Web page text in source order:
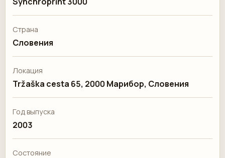
Страна
Словения
Локация
Tržaška cesta 65, 2000 Марибор, Словения
Год выпуска
2003
Состояние